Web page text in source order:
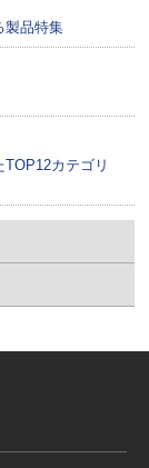
製品特集
TOP12カテゴリ